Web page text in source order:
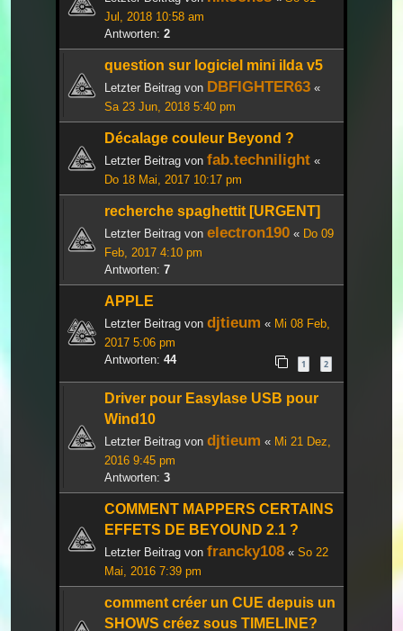
Jul, 2018 10:58 am
Antworten: 2
question sur logiciel mini ilda v5
Letzter Beitrag von DBFIGHTER63 «
Sa 23 Jun, 2018 5:40 pm
Décalage couleur Beyond ?
Letzter Beitrag von fab.technilight «
Do 18 Mai, 2017 10:17 pm
recherche spaghettit [URGENT]
Letzter Beitrag von electron190 « Do 09
Feb, 2017 4:10 pm
Antworten: 7
APPLE
Letzter Beitrag von djtieum « Mi 08 Feb,
2017 5:06 pm
Antworten: 44 1 2
Driver pour Easylase USB pour
Wind10
Letzter Beitrag von djtieum « Mi 21 Dez,
2016 9:45 pm
Antworten: 3
COMMENT MAPPERS CERTAINS
EFFETS DE BEYOUND 2.1 ?
Letzter Beitrag von francky108 « So 22
Mai, 2016 7:39 pm
comment créer un CUE depuis un
SHOWS créez sous TIMELINE?